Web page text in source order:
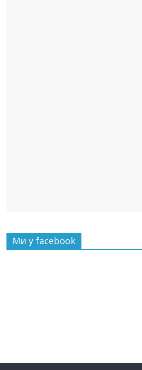
Ми у facebook